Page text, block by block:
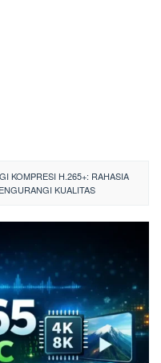
KOMPRESI H.265+: RAHASIA
KUALITAS